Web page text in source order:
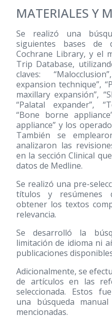
MATERIALES Y
Se realizó una
siguientes bases de
Cochrane Library, y el
Trip Database,
claves:
expansion technique”,
maxillary expansión”,
“Palatal expander”,
“Bone borne
appliance” y los
También se
analizaron las
en la sección Clinical
datos de Medline.
Se realizó una pre-
títulos y resúmenes
obtener los textos
relevancia.
Se desarrolló la
limitación de idioma ni
publicaciones
Adicionalmente, se
de artículos en las
seleccionada. Estos
una búsqueda
mencionadas.